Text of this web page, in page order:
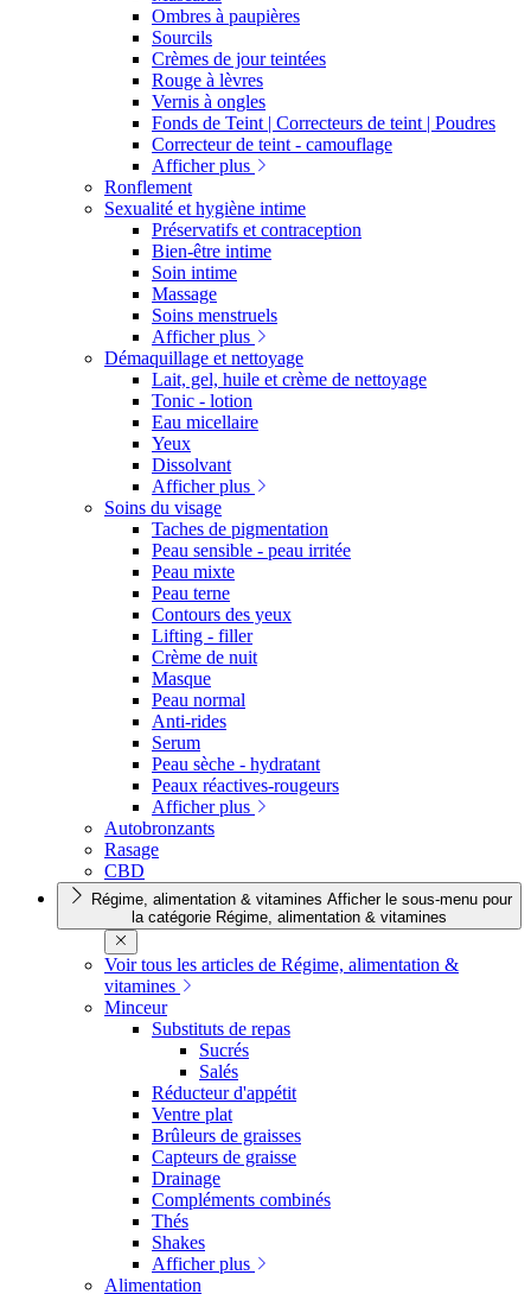
Ombres à paupières
Sourcils
Crèmes de jour teintées
Rouge à lèvres
Vernis à ongles
Fonds de Teint | Correcteurs de teint | Poudres
Correcteur de teint - camouflage
Afficher plus
Ronflement
Sexualité et hygiène intime
Préservatifs et contraception
Bien-être intime
Soin intime
Massage
Soins menstruels
Afficher plus
Démaquillage et nettoyage
Lait, gel, huile et crème de nettoyage
Tonic - lotion
Eau micellaire
Yeux
Dissolvant
Afficher plus
Soins du visage
Taches de pigmentation
Peau sensible - peau irritée
Peau mixte
Peau terne
Contours des yeux
Lifting - filler
Crème de nuit
Masque
Peau normal
Anti-rides
Serum
Peau sèche - hydratant
Peaux réactives-rougeurs
Afficher plus
Autobronzants
Rasage
CBD
Régime, alimentation & vitamines Afficher le sous-menu pour
la catégorie Régime, alimentation & vitamines
Voir tous les articles de Régime, alimentation &
vitamines
Minceur
Substituts de repas
Sucrés
Salés
Réducteur d'appétit
Ventre plat
Brûleurs de graisses
Capteurs de graisse
Drainage
Compléments combinés
Thés
Shakes
Afficher plus
Alimentation